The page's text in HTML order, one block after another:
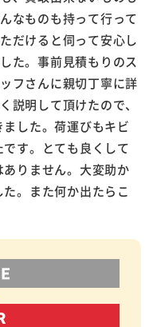
なものも持って行って
だけると伺って安心し
た。事前見積もりのス
フさんに親切丁寧に詳
説明して頂けたので、
した。荷運びもキビ
す。とても良くして
りません。大変助か
。また何か出たらこ